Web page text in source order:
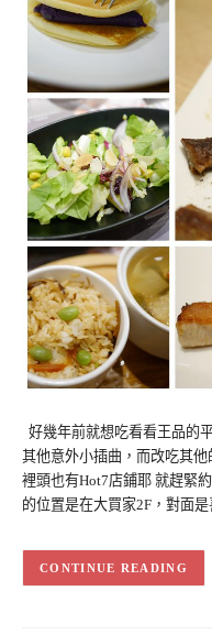
好幾年前就想吃看看王品的
其他意外小插曲，而改吃其
裡頭也有Hot7店鋪耶 就趕緊
的位置是在大買家2F，對面是
CONTINUE READING